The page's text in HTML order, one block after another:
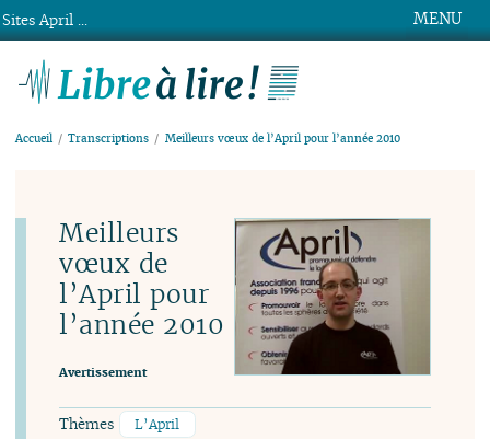
MENU
Accueil Transcriptions Meilleurs vœux de l’April pour l’année 2010
Meilleurs
vœux de
l’April pour
l’année 2010
Avertissement
Thèmes L’April
Sites April ...